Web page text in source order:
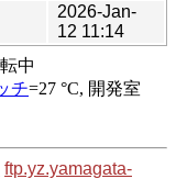
2026-Jan-
12 11:14
ftp.yz.yamagata-